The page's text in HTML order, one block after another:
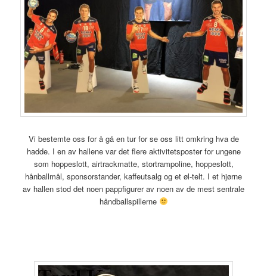
Vi bestemte oss for å gå en tur for se oss litt omkring hva de
hadde. I en av hallene var det flere aktivitetsposter for ungene
som hoppeslott, airtrackmatte, stortrampoline, hoppeslott,
hånballmål, sponsorstander, kaffeutsalg og et øl-telt. I et hjørne
av hallen stod det noen pappfigurer av noen av de mest sentrale
håndballspillerne